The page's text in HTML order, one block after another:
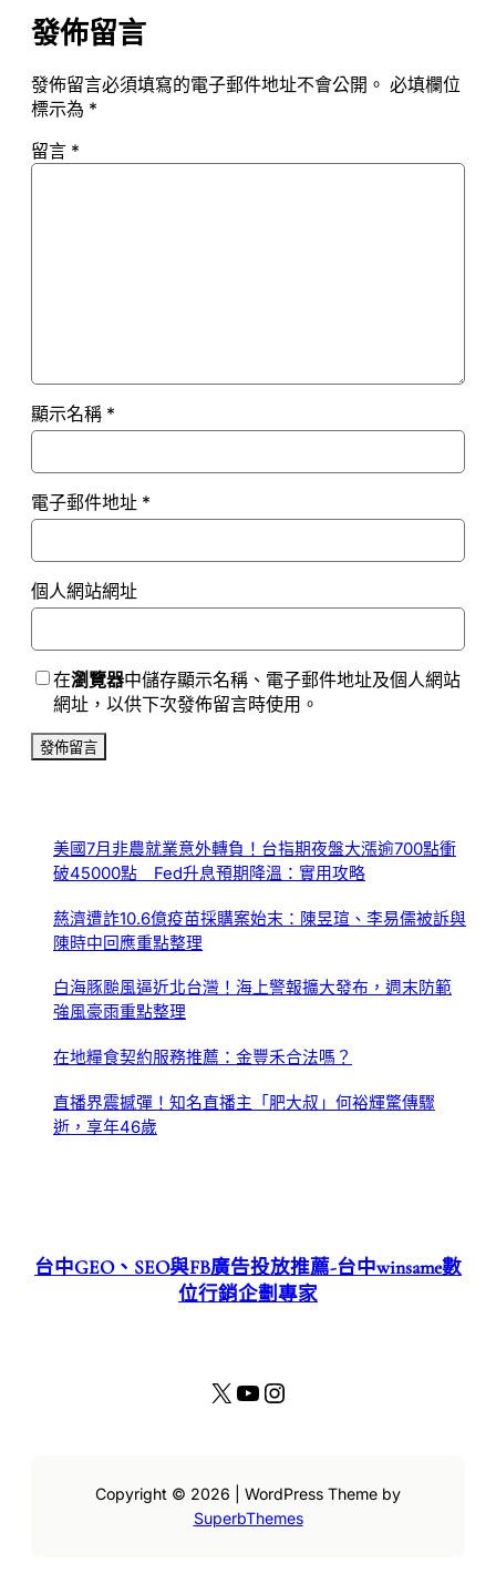
發佈留言
發佈留言必須填寫的電子郵件地址不會公開。 必填欄位
標示為 *
留言 *
顯示名稱 *
電子郵件地址 *
個人網站網址
在瀏覽器中儲存顯示名稱、電子郵件地址及個人網站
網址，以供下次發佈留言時使用。
美國7月非農就業意外轉負！台指期夜盤大漲逾700點衝
破45000點 Fed升息預期降溫：實用攻略
慈濟遭詐10.6億疫苗採購案始末：陳昱瑄、李易儒被訴與
陳時中回應重點整理
白海豚颱風逼近北台灣！海上警報擴大發布，週末防範
強風豪雨重點整理
在地糧食契約服務推薦：金豐禾合法嗎？
直播界震撼彈！知名直播主「肥大叔」何裕輝驚傳驟
逝，享年46歲
台中GEO、SEO與FB廣告投放推薦-台中winsame數
位行銷企劃專家
X YouTube Instagram
Copyright © 2026 | WordPress Theme by
SuperbThemes